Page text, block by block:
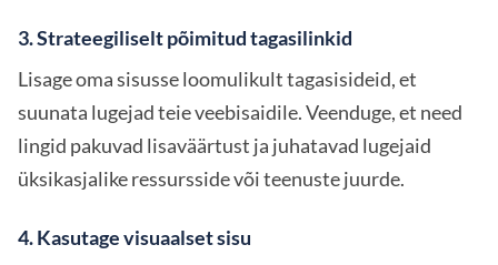
3. Strateegiliselt põimitud tagasilinkid
Lisage oma sisusse loomulikult tagasisideid, et
suunata lugejad teie veebisaidile. Veenduge, et need
lingid pakuvad lisaväärtust ja juhatavad lugejaid
üksikasjalike ressursside või teenuste juurde.
4. Kasutage visuaalset sisu